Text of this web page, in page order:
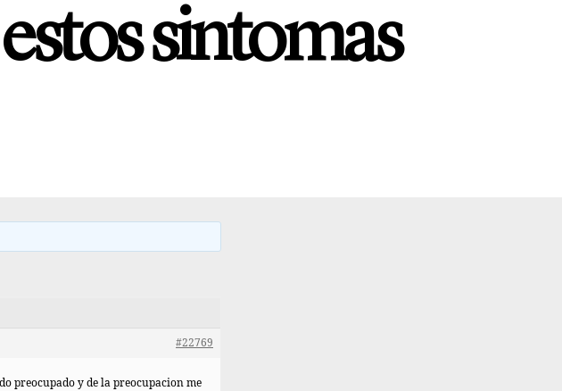
sintomas
#22769
preocupado y de la preocupacion me